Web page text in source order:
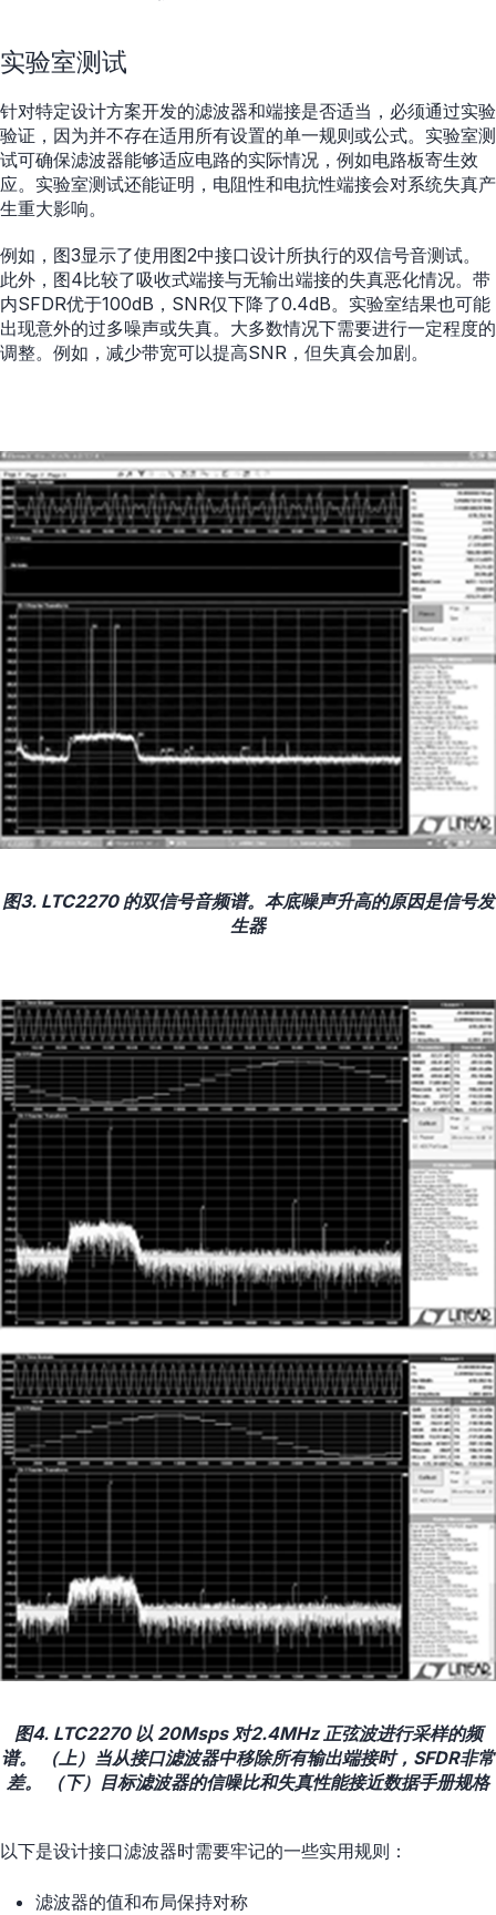
实验室测试
针对特定设计方案开发的滤波器和端接是否适当，必须通过实验
验证，因为并不存在适用所有设置的单一规则或公式。实验室测
试可确保滤波器能够适应电路的实际情况，例如电路板寄生效
应。实验室测试还能证明，电阻性和电抗性端接会对系统失真产
生重大影响。
例如，图3显示了使用图2中接口设计所执行的双信号音测试。
此外，图4比较了吸收式端接与无输出端接的失真恶化情况。带
内SFDR优于100dB，SNR仅下降了0.4dB。实验室结果也可能
出现意外的过多噪声或失真。大多数情况下需要进行一定程度的
调整。例如，减少带宽可以提高SNR，但失真会加剧。
图3. LTC2270 的双信号音频谱。本底噪声升高的原因是信号发
生器
图4. LTC2270 以 20Msps 对2.4MHz 正弦波进行采样的频
谱。 （上）当从接口滤波器中移除所有输出端接时，SFDR非常
差。 （下）目标滤波器的信噪比和失真性能接近数据手册规格
以下是设计接口滤波器时需要牢记的一些实用规则：
滤波器的值和布局保持对称